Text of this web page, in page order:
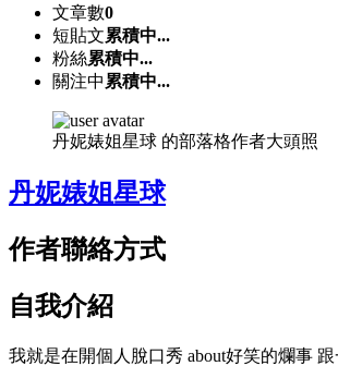
文章數0
短貼文累積中...
粉絲累積中...
關注中 累積中...
丹妮婊姐星球 的部落格作者大頭照
丹妮婊姐星球
作者聯絡方式
自我介紹
我就是在開個人脫口秀 about好笑的爛事